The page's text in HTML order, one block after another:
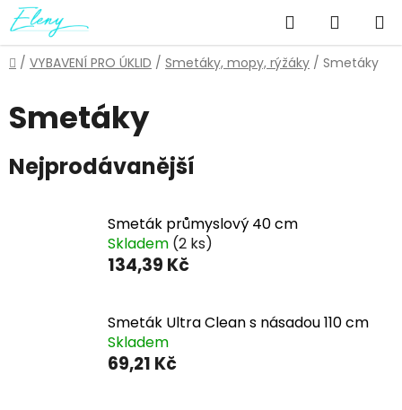
Přejít
na
obsah
Hledat
KOŠÍK
Domů
/ VYBAVENÍ PRO ÚKLID / Smetáky, mopy, rýžáky / Smetáky
Smetáky
Nejprodávanější
Smeták průmyslový 40 cm
Skladem (2 ks)
134,39 Kč
Smeták Ultra Clean s násadou 110 cm
Skladem
69,21 Kč